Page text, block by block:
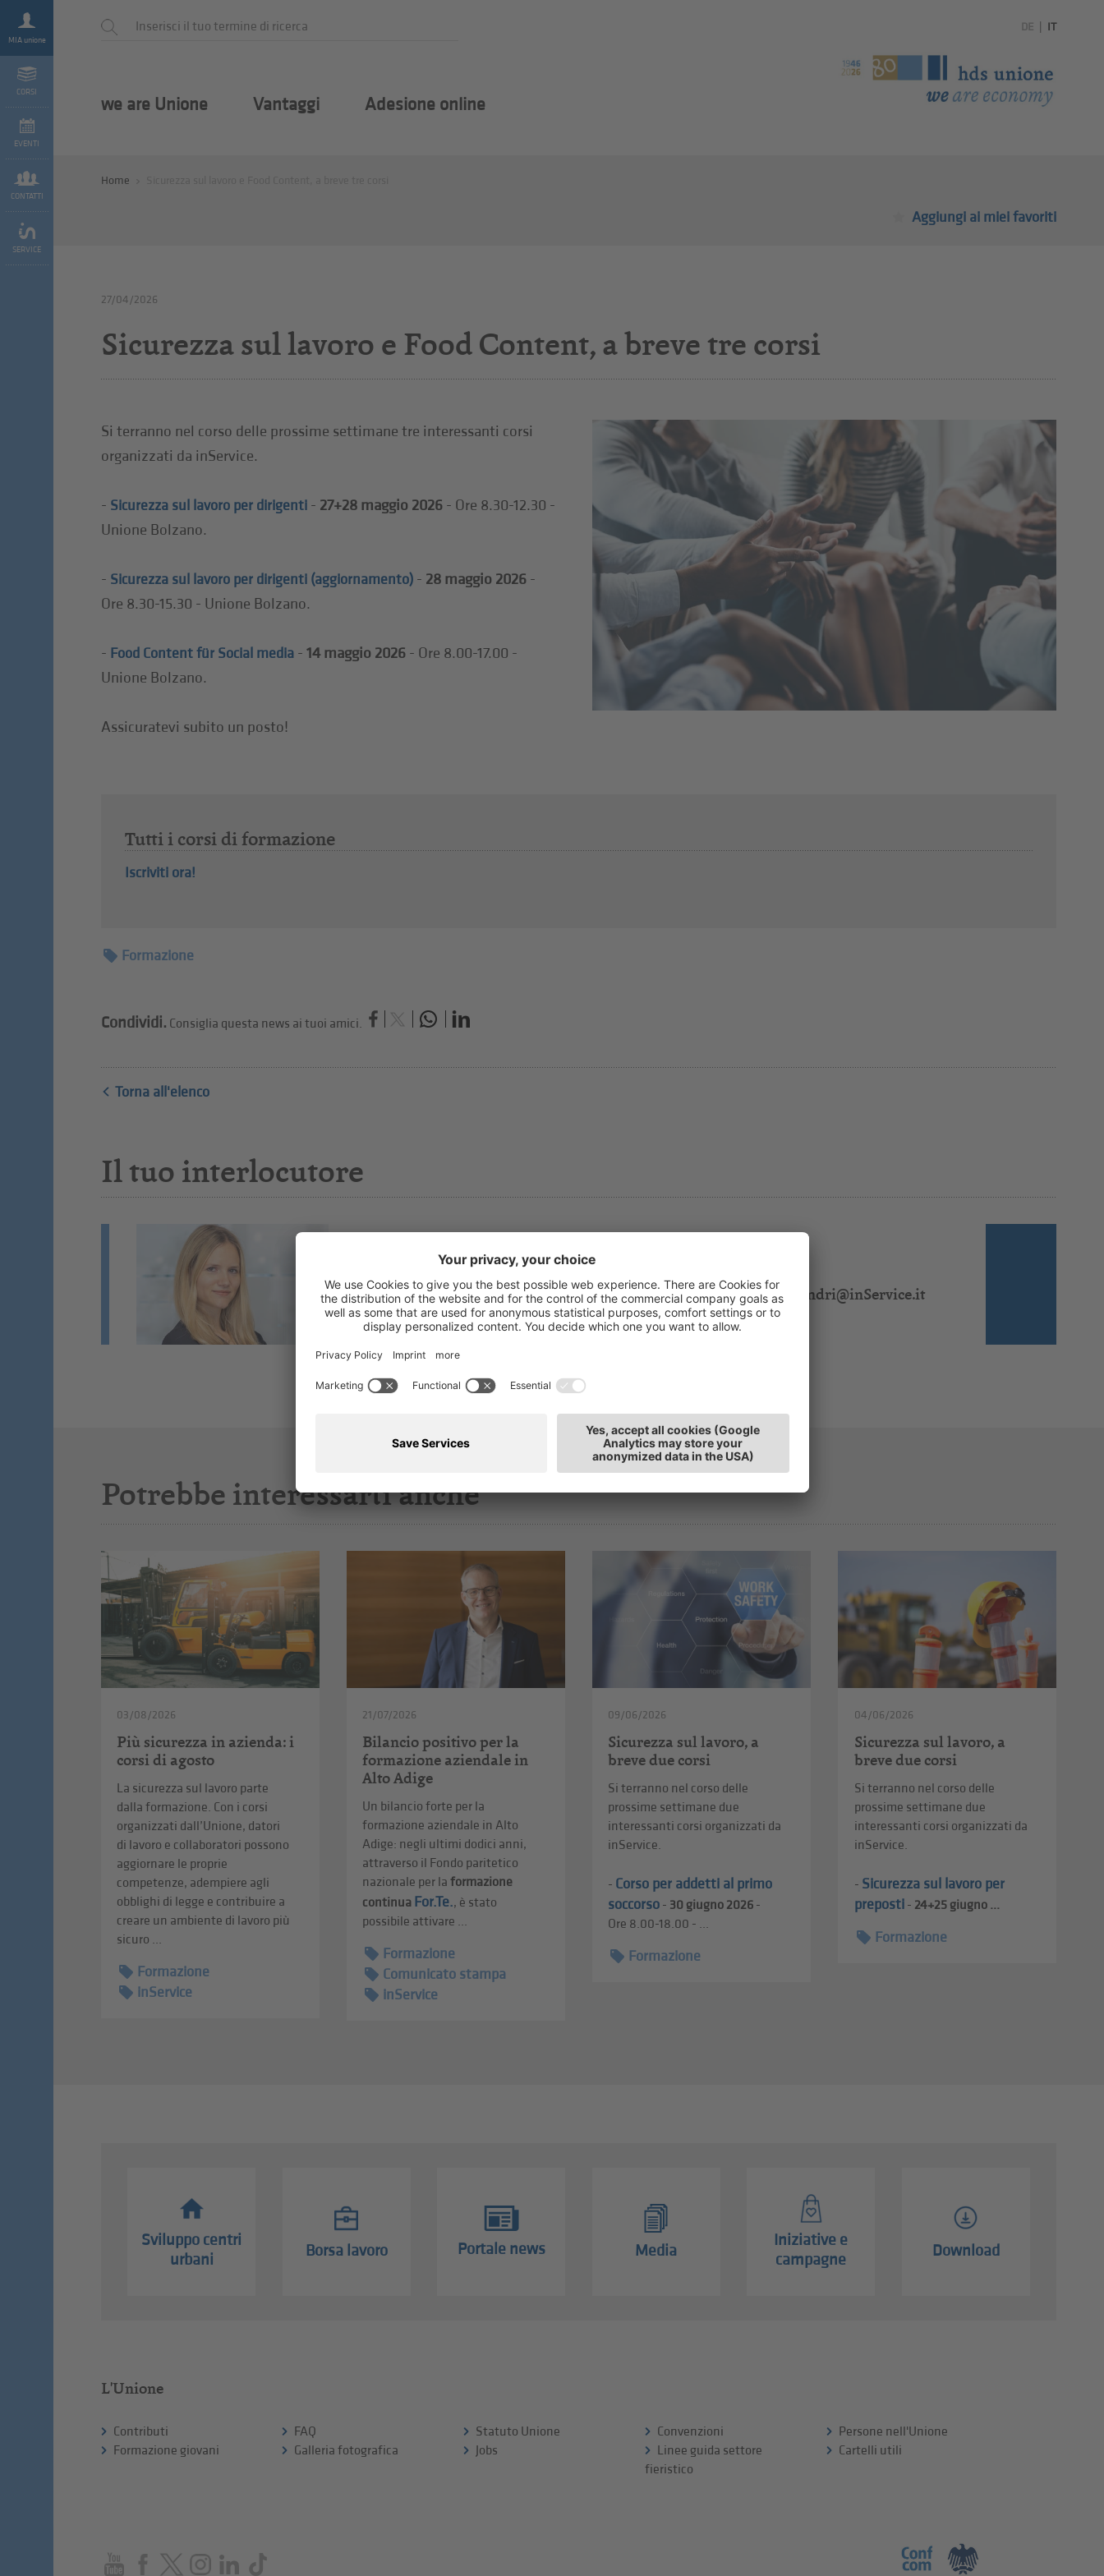
MIA unione
CORSI
EVENTI
CONTATTI
SERVICE
DE IT
we are Unione Vantaggi Adesione online
Home
Aggiungi ai miei favoriti
27/04/2026
Sicurezza sul lavoro e Food Content, a breve tre corsi
Si terranno nel corso delle prossime settimane tre interessanti corsi
organizzati da inService.
- Sicurezza sul lavoro per dirigenti- 27+28 maggio 2026- Ore 8.30-12.30 -
Unione Bolzano.
- Sicurezza sul lavoro per dirigenti (aggiornamento)- 28 maggio 2026-
Ore 8.30-15.30 - Unione Bolzano.
- Food Content für Social media- 14 maggio 2026 - Ore 8.00-17.00 -
Unione Bolzano.
Assicuratevi subito un posto!
Tutti i corsi di formazione
Iscriviti ora!
Formazione
Condividi. Consiglia questa news ai tuoi amici.
Torna all'elenco
Il tuo interlocutore
Jasmin Sandri
Collaboratrice
Sede: Bolzano
E-mail:jasmin.sandri@inService.it
Potrebbe interessarti anche
03/08/2026
Più sicurezza in azienda: i
corsi di agosto
La sicurezza sul lavoro parte
dalla formazione. Con i corsi
organizzati dall’Unione, datori
di lavoro e collaboratori possono
aggiornare le proprie
competenze, adempiere agli
obblighi di legge e contribuire a
creare un ambiente di lavoro più
sicuro ...
Formazione
inService
21/07/2026
Bilancio positivo per la
formazione aziendale in
Alto Adige
Un bilancio forte per la
formazione aziendale in Alto
Adige: negli ultimi dodici anni,
attraverso il Fondo paritetico
nazionale per laformazione
continua For.Te., è stato
possibile attivare ...
Formazione
Comunicato stampa
inService
09/06/2026
Sicurezza sul lavoro, a
breve due corsi
Si terranno nel corso delle
prossime settimane due
interessanti corsi organizzati da
inService.
- Corso per addetti al primo
soccorso - 30 giugno 2026 -
Ore 8.00-18.00 - ...
Formazione
04/06/2026
Sicurezza sul lavoro, a
breve due corsi
Si terranno nel corso delle
prossime settimane due
interessanti corsi organizzati da
inService.
- Sicurezza sul lavoro per
preposti - 24+25 giugno ...
Formazione
Sviluppo centri
urbani
Borsa lavoro Portale news Media
Iniziative e
campagne
Download
L'Unione
Contributi
Formazione giovani
FAQ
Galleria fotografica
Statuto Unione
Jobs
Convenzioni
Linee guida settore
fieristico
Persone nell'Unione
Cartelli utili